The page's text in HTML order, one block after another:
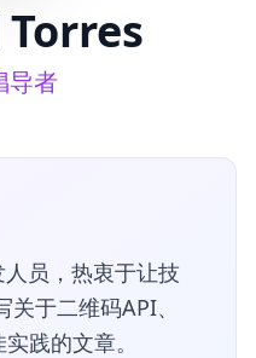
导者
员，热衷于让技
于二维码API、
践的文章。